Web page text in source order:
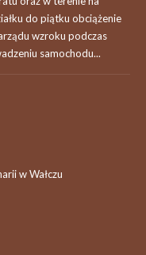
do piątku obciążenie
wzroku podczas
samochodu...
w Wałczu